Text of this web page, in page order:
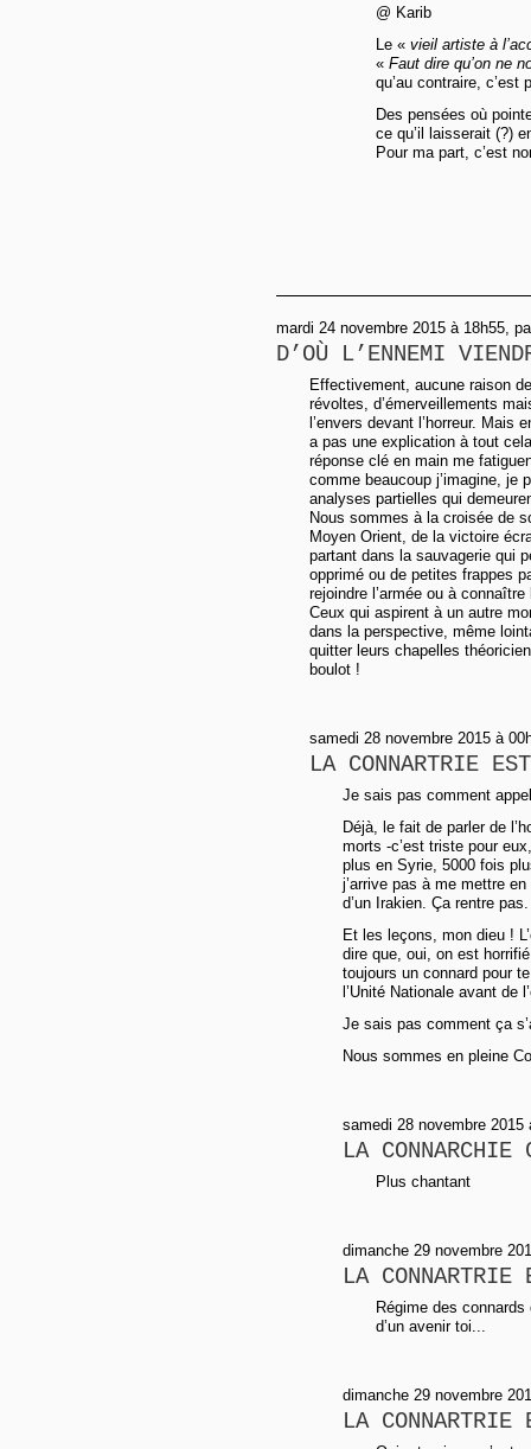
@ Karib
Le « vieil artiste à
« Faut dire qu’on ne
qu’au contraire, c’est
Des pensées où
ce qu’il laisserait (?)
Pour ma part, c’est
mardi 24 novembre 2015 à 18h55,
D’OÙ L’ENNEMI
Effectivement, aucune raison
révoltes, d’émerveillements
l’envers devant l’horreur.
a pas une explication à tout
réponse clé en main me
comme beaucoup j’imagine, je
analyses partielles qui
Nous sommes à la croisée de
Moyen Orient, de la victoire
partant dans la sauvagerie qui
opprimé ou de petites frappes
rejoindre l’armée ou à
Ceux qui aspirent à un autre
dans la perspective, même
quitter leurs chapelles
boulot !
samedi 28 novembre 2015 à
LA CONNARTRIE
Je sais pas comment
Déjà, le fait de parler de
morts -c’est triste pour
plus en Syrie, 5000 fois
j’arrive pas à me mettre
d’un Irakien. Ça rentre pas.
Et les leçons, mon dieu !
dire que, oui, on est
toujours un connard pour
l’Unité Nationale avant de
Je sais pas comment ça
Nous sommes en pleine
samedi 28 novembre 2015
LA CONNARCHIE
Plus chantant
dimanche 29 novembre
LA CONNARTRIE
Régime des connards
d’un avenir toi...
dimanche 29 novembre
LA CONNARTRIE